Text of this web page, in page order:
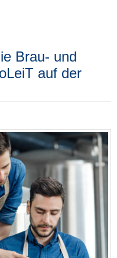
Brau- und
auf der